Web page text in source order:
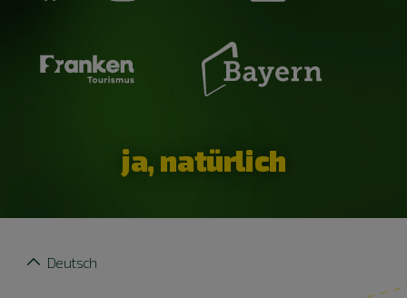
ja, natürlich
Deutsch